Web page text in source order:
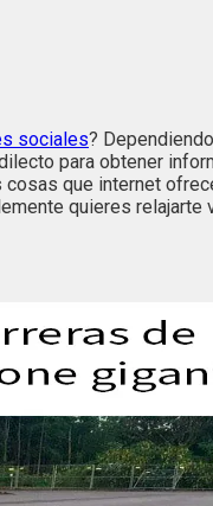
sociales?
para obtener
que internet
quieres